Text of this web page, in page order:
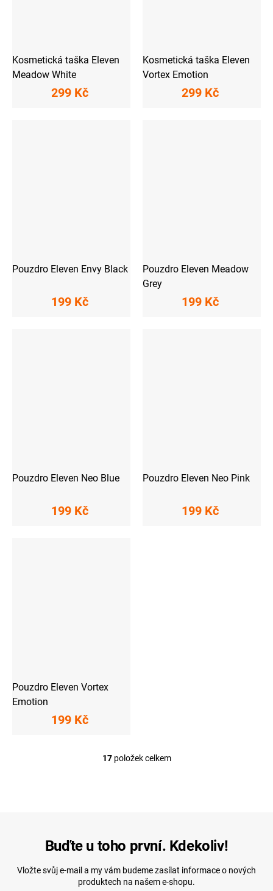
Kosmetická taška Eleven
Meadow White
299 Kč
Kosmetická taška Eleven
Vortex Emotion
299 Kč
Pouzdro Eleven Envy Black
199 Kč
Pouzdro Eleven Meadow
Grey
199 Kč
Pouzdro Eleven Neo Blue
199 Kč
Pouzdro Eleven Neo Pink
199 Kč
Pouzdro Eleven Vortex
Emotion
199 Kč
O
í
p
v
k
17položek celkem
Buďte u toho první. Kdekoliv!
Vložte svůj e-mail a my vám budeme zasílat informace o nových
produktech na našem e-shopu.